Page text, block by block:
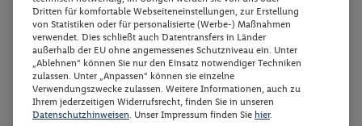
Veranstalter:LMX Touristik GmbH
Weitere Informationen des
Veranstalters
Buchen
30 weitere Angebote anzeigen
Dritten für komfortable Webseiteneinstellungen, zur Erstellung
von Statistiken oder für personalisierte (Werbe-) Maßnahmen
verwendet. Dies schließt auch Datentransfers in Länder
außerhalb der EU ohne angemessenes Schutzniveau ein. Unter
„Ablehnen“ können Sie nur den Einsatz notwendiger Techniken
zulassen. Unter „Anpassen“ können sie einzelne
Verwendungszwecke zulassen. Weitere Informationen, auch zu
Ihrem jederzeitigen Widerrufsrecht, finden Sie in unseren
Datenschutzhinweisen . Unser Impressum finden Sie hier.